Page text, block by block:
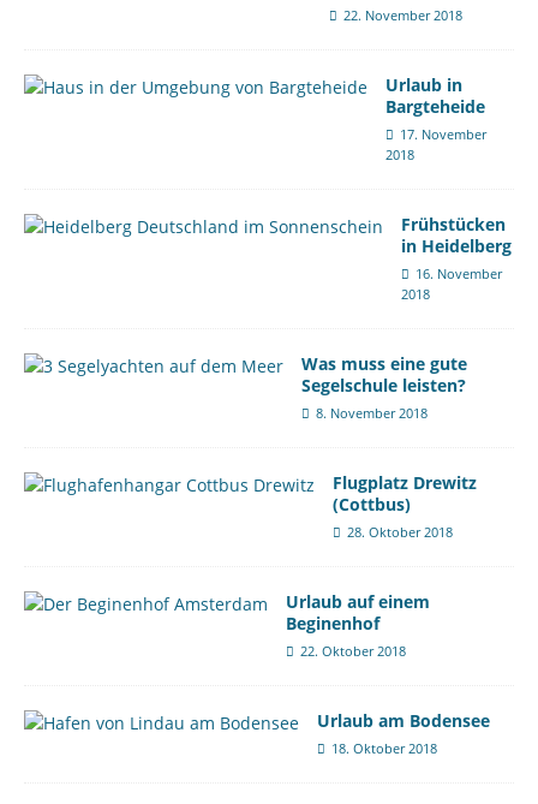
22. November 2018
Urlaub in
Bargteheide
17. November
2018
Frühstücken
in Heidelberg
16. November
2018
Was muss eine gute
Segelschule leisten?
8. November 2018
Flugplatz Drewitz
(Cottbus)
28. Oktober 2018
Urlaub auf einem
Beginenhof
22. Oktober 2018
Urlaub am Bodensee
18. Oktober 2018